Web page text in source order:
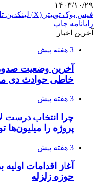
۱۴۰۳/۱۰/۲۹
فیس بوک توییتر (X) لینکدین
رایانامه چاپ
آخرین اخبار
3 هفته پیش
آخرین وضعیت
خاطی حوادث دی
3 هفته پیش
چرا انتخاب درست
پروژه را
3 هفته پیش
آغاز اقدامات
حوزه زلزله